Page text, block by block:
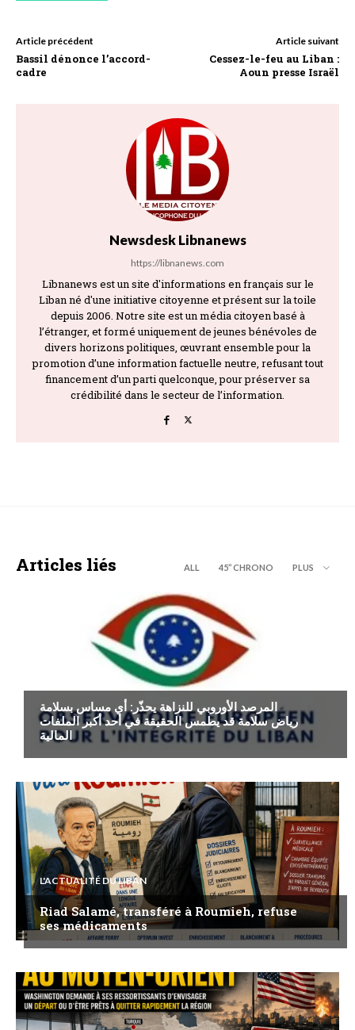
Article précédent
Bassil dénonce l’accord-
cadre
Article suivant
Cessez-le-feu au Liban :
Aoun presse Israël
Newsdesk Libnanews
https://libnanews.com
Libnanews est un site d'informations en français sur le
Liban né d'une initiative citoyenne et présent sur la toile
depuis 2006. Notre site est un média citoyen basé à
l’étranger, et formé uniquement de jeunes bénévoles de
divers horizons politiques, œuvrant ensemble pour la
promotion d’une information factuelle neutre, refusant tout
financement d’un parti quelconque, pour préserver sa
crédibilité dans le secteur de l’information.
Articles liés ALL 45’’ CHRONO PLUS
المرصد الأوروبي للنزاهة يحذّر: أي مساس بسلامة
رياض سلامة قد يطمس الحقيقة في أحد أكبر الملفات
المالية
L'ACTUALITÉ DU LIBAN
Riad Salamé, transféré à Roumieh, refuse
ses médicaments